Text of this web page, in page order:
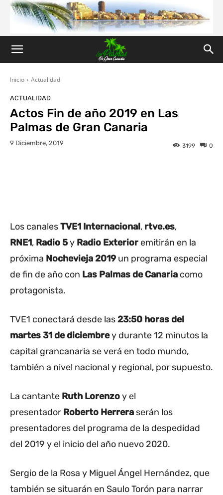
Inicio Actualidad
ACTUALIDAD
Actos Fin de año 2019 en Las
Palmas de Gran Canaria
9 Diciembre, 2019 0
3199
Los canalesTVE1 Internacional, rtve.es,
RNE1, Radio 5y Radio Exterior emitirán en la
próxima Nochevieja 2019 un programa especial
de fin de año con Las Palmas de Canaria como
protagonista.
TVE1 conectará desde las23:50 horas del
martes 31 de diciembrey durante 12 minutos la
capital grancanaria se verá en todo mundo,
también a nivel nacional y regional, por supuesto.
La cantante Ruth Lorenzoy el
presentador Roberto Herrera serán los
presentadores del programa de la despedidad
del 2019 y el inicio del año nuevo 2020.
Sergio de la Rosa y Miguel Ángel Hernández, que
también se situarán en Saulo Torón para narrar